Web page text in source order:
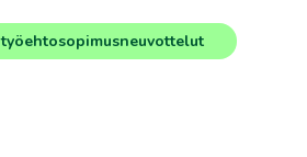
työehtosopimusneuvottelut